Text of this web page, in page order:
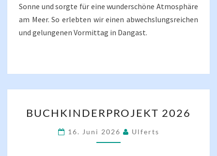
Sonne und sorgte für eine wunderschöne Atmosphäre
am Meer. So erlebten wir einen abwechslungsreichen
und gelungenen Vormittag in Dangast.
2026
BUCHKINDERPROJEKT 2026
16. Juni 2026 Ulferts